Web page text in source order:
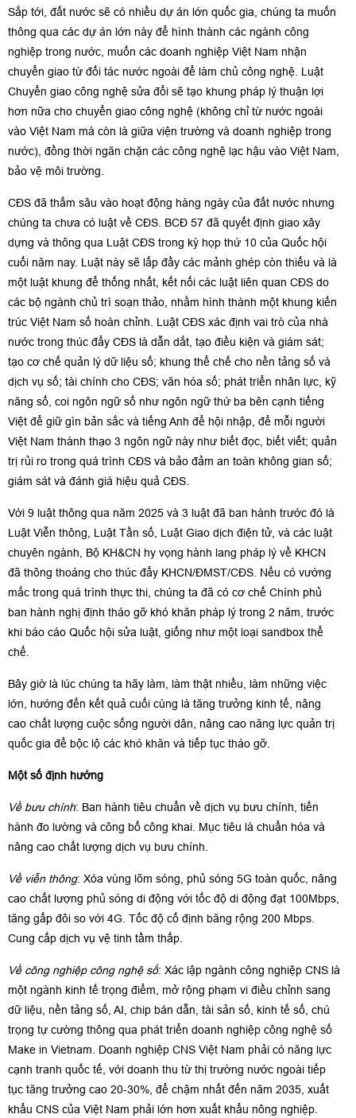
Sắp tới, đất nước sẽ có nhiều dự án lớn quốc gia, chúng ta muốn
thông qua các dự án lớn này để hình thành các ngành công
nghiệp trong nước, muốn các doanh nghiệp Việt Nam nhận
chuyển giao từ đối tác nước ngoài để làm chủ công nghệ. Luật
Chuyển giao công nghệ sửa đổi sẽ tạo khung pháp lý thuận lợi
hơn nữa cho chuyển giao công nghệ (không chỉ từ nước ngoài
vào Việt Nam mà còn là giữa viện trường và doanh nghiệp trong
nước), đồng thời ngăn chặn các công nghệ lạc hậu vào Việt Nam,
bảo vệ môi trường.
CĐS đã thấm sâu vào hoạt động hàng ngày của đất nước nhưng
chúng ta chưa có luật về CĐS. BCĐ 57 đã quyết định giao xây
dựng và thông qua Luật CĐS trong kỳ họp thứ 10 của Quốc hội
cuối năm nay. Luật này sẽ lấp đầy các mảnh ghép còn thiếu và là
một luật khung để thống nhất, kết nối các luật liên quan CĐS do
các bộ ngành chủ trì soạn thảo, nhằm hình thành một khung kiến
trúc Việt Nam số hoàn chỉnh. Luật CĐS xác định vai trò của nhà
nước trong thúc đẩy CĐS là dẫn dắt, tạo điều kiện và giám sát;
tạo cơ chế quản lý dữ liệu số; khung thể chế cho nền tảng số và
dịch vụ số; tài chính cho CĐS; văn hóa số; phát triển nhân lực, kỹ
năng số, coi ngôn ngữ số như ngôn ngữ thứ ba bên cạnh tiếng
Việt để giữ gìn bản sắc và tiếng Anh để hội nhập, để mỗi người
Việt Nam thành thạo 3 ngôn ngữ này như biết đọc, biết viết; quản
trị rủi ro trong quá trình CĐS và bảo đảm an toàn không gian số;
giám sát và đánh giá hiệu quả CĐS.
Với 9 luật thông qua năm 2025 và 3 luật đã ban hành trước đó là
Luật Viễn thông, Luật Tần số, Luật Giao dịch điện tử, và các luật
chuyên ngành, Bộ KH&CN hy vọng hành lang pháp lý về KHCN
đã thông thoáng cho thúc đẩy KHCN/ĐMST/CĐS. Nếu có vướng
mắc trong quá trình thực thi, chúng ta đã có cơ chế Chính phủ
ban hành nghị định tháo gỡ khó khăn pháp lý trong 2 năm, trước
khi báo cáo Quốc hội sửa luật, giống như một loại sandbox thể
chế.
Bây giờ là lúc chúng ta hãy làm, làm thật nhiều, làm những việc
lớn, hướng đến kết quả cuối cùng là tăng trưởng kinh tế, nâng
cao chất lượng cuộc sống người dân, nâng cao năng lực quản trị
quốc gia để bộc lộ các khó khăn và tiếp tục tháo gỡ.
Một số định hướng
Về bưu chính: Ban hành tiêu chuẩn về dịch vụ bưu chính, tiến
hành đo lường và công bố công khai. Mục tiêu là chuẩn hóa và
nâng cao chất lượng dịch vụ bưu chính.
Về viễn thông: Xóa vùng lõm sóng, phủ sóng 5G toàn quốc, nâng
cao chất lượng phủ sóng di động với tốc độ di động đạt 100Mbps,
tăng gấp đôi so với 4G. Tốc độ cố định băng rộng 200 Mbps.
Cung cấp dịch vụ vệ tinh tầm thấp.
Về công nghiệp công nghệ số: Xác lập ngành công nghiệp CNS là
một ngành kinh tế trọng điểm, mở rộng phạm vi điều chỉnh sang
dữ liệu, nền tảng số, AI, chip bán dẫn, tài sản số, kinh tế số, chú
trọng tự cường thông qua phát triển doanh nghiệp công nghệ số
Make in Vietnam. Doanh nghiệp CNS Việt Nam phải có năng lực
cạnh tranh quốc tế, với doanh thu từ thị trường nước ngoài tiếp
tục tăng trưởng cao 20-30%, để chậm nhất đến năm 2035, xuất
khẩu CNS của Việt Nam phải lớn hơn xuất khẩu nông nghiệp.